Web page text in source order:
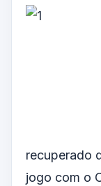
recuperado
jogo com o